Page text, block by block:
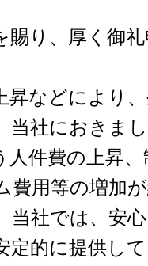
賜り、厚く御
昇などにより
当社におきま
人件費の上昇
費用等の増加
当社では、安
定的に提供し